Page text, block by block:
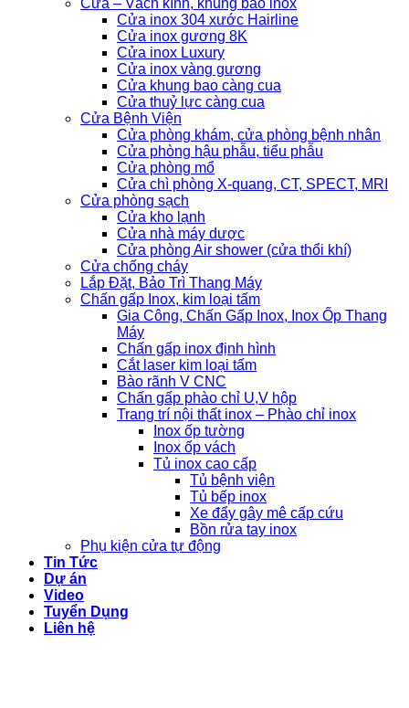
Cửa inox 304 xước Hairline
Cửa inox gương 8K
Cửa inox Luxury
Cửa inox vàng gương
Cửa khung bao càng cua
Cửa thuỷ lực càng cua
Cửa Bệnh Viện
Cửa phòng khám, cửa phòng bệnh nhân
Cửa phòng hậu phẫu, tiểu phẫu
Cửa phòng mổ
Cửa chì phòng X-quang, CT, SPECT, MRI
Cửa phòng sạch
Cửa kho lạnh
Cửa nhà máy dược
Cửa phòng Air shower (cửa thổi khí)
Cửa chống cháy
Lắp Đặt, Bảo Trì Thang Máy
Chấn gấp Inox, kim loại tấm
Gia Công, Chấn Gấp Inox, Inox Ốp Thang
Máy
Chấn gấp inox định hình
Cắt laser kim loại tấm
Bào rãnh V CNC
Chấn gấp phào chỉ U,V hộp
Trang trí nội thất inox – Phào chỉ inox
Inox ốp tường
Inox ốp vách
Tủ inox cao cấp
Tủ bệnh viện
Tủ bếp inox
Xe đẩy gây mê cấp cứu
Bồn rửa tay inox
Phụ kiện cửa tự động
Tin Tức
Dự án
Video
Tuyển Dụng
Liên hệ